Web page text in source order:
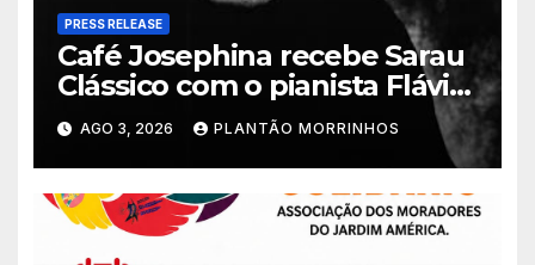
PRESS RELEASE
Café Josephina recebe Sarau
Clássico com o pianista Flávio
Varani nesta terça-feira
AGO 3, 2026 PLANTÃO MORRINHOS